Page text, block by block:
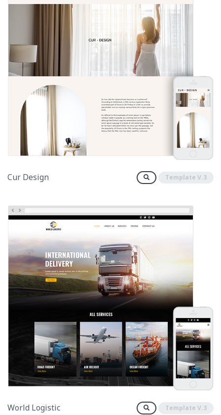
Cur Design Template V.3
World Logistic Template V.3